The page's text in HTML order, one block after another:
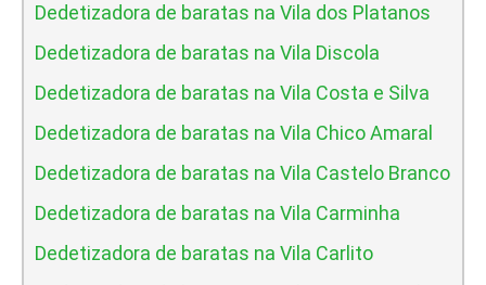
Dedetizadora de baratas na Vila dos Platanos
Dedetizadora de baratas na Vila Discola
Dedetizadora de baratas na Vila Costa e Silva
Dedetizadora de baratas na Vila Chico Amaral
Dedetizadora de baratas na Vila Castelo Branco
Dedetizadora de baratas na Vila Carminha
Dedetizadora de baratas na Vila Carlito